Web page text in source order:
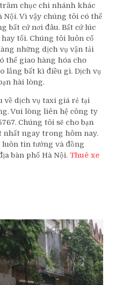
chục chi nhánh khác
Nội. Vì vậy chúng tôi có thể
bất cứ nơi đâu. Bất cứ lúc
tối. Chúng tôi luôn cố
những dịch vụ vận tải
thể giao hàng hóa cho
lắng bất kì điều gì. Dịch vụ
hài lòng.
về dịch vụ taxi giá rẻ tại
Vui lòng liên hệ công ty
Chúng tôi sẽ cho bạn
nhất ngay trong hôm nay.
luôn tin tưởng và đồng
bàn phố Hà Nội. Thuê xe